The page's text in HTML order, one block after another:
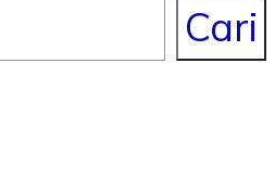
Cari